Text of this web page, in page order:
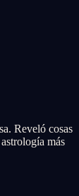
Reveló cosas
más